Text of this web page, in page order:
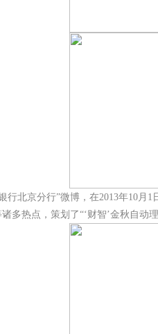
北京分行”微博，在2013年10月
多热点，策划了“‘财智’金秋自